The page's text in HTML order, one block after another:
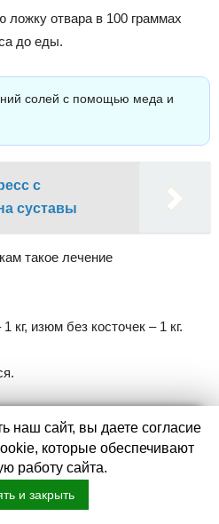
ложку отвара в 100 граммах
до еды.
солей с помощью меда и
с
суставы
такое лечение
кг, изюм без косточек – 1 кг.
дней: один день – вместо
меда, другой день –100
повторять каждый год.
наш сайт, вы даете согласие
которые обеспечивают
работу сайта.
и закрыть